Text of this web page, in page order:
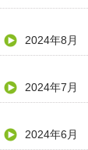
2024年8月
2024年7月
2024年6月